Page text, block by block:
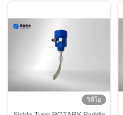
วิดีโอ